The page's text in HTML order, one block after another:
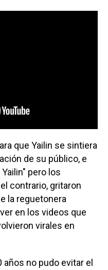
que Yailin se sintiera
de su público, e
pero los
contrario, gritaron
la reguetonera
en los videos que
virales en
años no pudo evitar el